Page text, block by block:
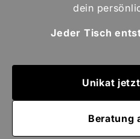
dein
Jeder Tisch
Unikat
Beratung